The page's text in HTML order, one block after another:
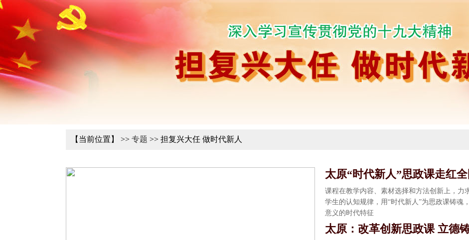
【当前位置】 >> 专题 >> 担复兴大任 做时代新人
太原“时代新人”思政课走红
课程在教学内容、素材选择和方法创新上，力
学生的认知规律，用“时代新人”为思政课铸魂
意义的时代特征
太原：改革创新思政课 立德